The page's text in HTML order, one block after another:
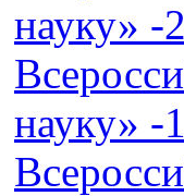
науку» -
науку» -